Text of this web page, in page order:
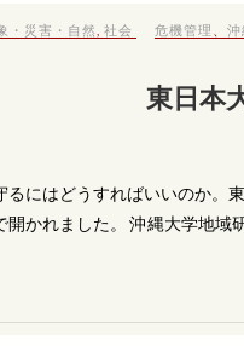
・災害・自然 ,社会 危機管理 、沖
東日本
るにはどうすればいいのか。
開かれました。 沖縄大学地